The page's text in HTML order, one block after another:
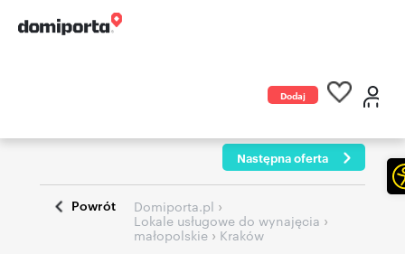
Dodaj
Następna oferta
Powrót Domiporta.pl ›
Lokale usługowe do wynajęcia ›
małopolskie › Kraków